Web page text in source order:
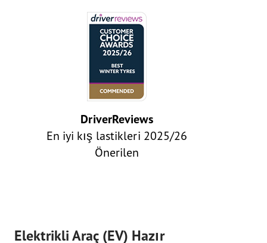
DriverReviews
En iyi kış lastikleri 2025/26
Önerilen
Elektrikli Araç (EV) Hazır